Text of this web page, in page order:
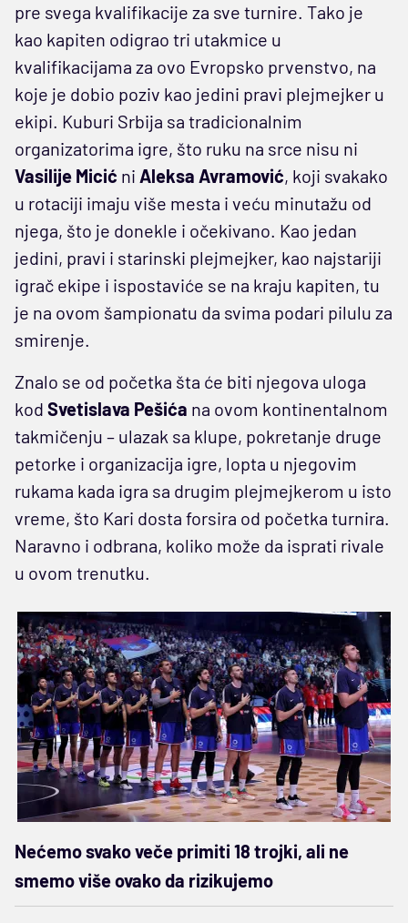
pre svega kvalifikacije za sve turnire. Tako je
kao kapiten odigrao tri utakmice u
kvalifikacijama za ovo Evropsko prvenstvo, na
koje je dobio poziv kao jedini pravi plejmejker u
ekipi. Kuburi Srbija sa tradicionalnim
organizatorima igre, što ruku na srce nisu ni
Vasilije Micić ni Aleksa Avramović, koji svakako
u rotaciji imaju više mesta i veću minutažu od
njega, što je donekle i očekivano. Kao jedan
jedini, pravi i starinski plejmejker, kao najstariji
igrač ekipe i ispostaviće se na kraju kapiten, tu
je na ovom šampionatu da svima podari pilulu za
smirenje.
Znalo se od početka šta će biti njegova uloga
kod Svetislava Pešića na ovom kontinentalnom
takmičenju – ulazak sa klupe, pokretanje druge
petorke i organizacija igre, lopta u njegovim
rukama kada igra sa drugim plejmejkerom u isto
vreme, što Kari dosta forsira od početka turnira.
Naravno i odbrana, koliko može da isprati rivale
u ovom trenutku.
Nećemo svako veče primiti 18 trojki, ali ne
smemo više ovako da rizikujemo